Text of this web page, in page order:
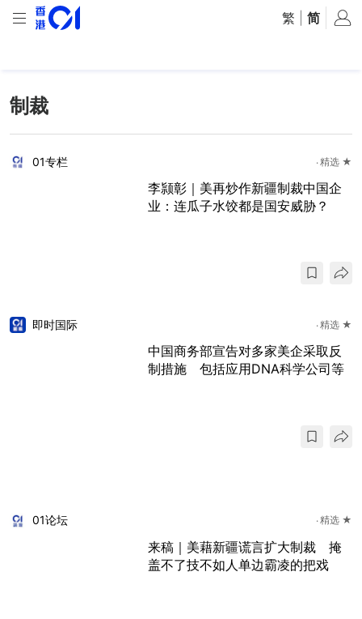
繁 简
制裁
01专栏 精选 ★
李颕彰｜美再炒作新疆制裁中国企
业：连瓜子水饺都是国安威胁？
即时国际 精选 ★
中国商务部宣告对多家美企采取反
制措施 包括应用DNA科学公司等
01论坛 精选 ★
来稿｜美藉新疆谎言扩大制裁 掩
盖不了技不如人单边霸凌的把戏